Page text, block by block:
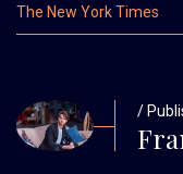
The New York Times
/